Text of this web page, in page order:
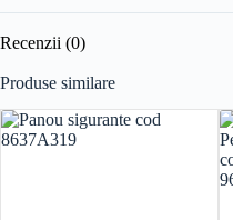
Recenzii (0)
Produse similare